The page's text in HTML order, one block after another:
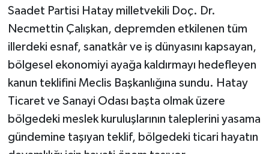
Saadet Partisi Hatay milletvekili Doç. Dr.
Necmettin Çalışkan, depremden etkilenen tüm
illerdeki esnaf, sanatkâr ve iş dünyasını kapsayan,
bölgesel ekonomiyi ayağa kaldırmayı hedefleyen
kanun teklifini Meclis Başkanlığına sundu. Hatay
Ticaret ve Sanayi Odası başta olmak üzere
bölgedeki meslek kuruluşlarının taleplerini yasama
gündemine taşıyan teklif, bölgedeki ticari hayatın